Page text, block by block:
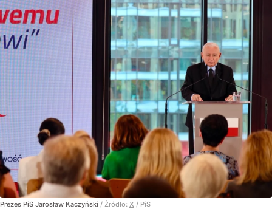
Prezes PiS Jarosław Kaczyński / Źródło: X / PiS